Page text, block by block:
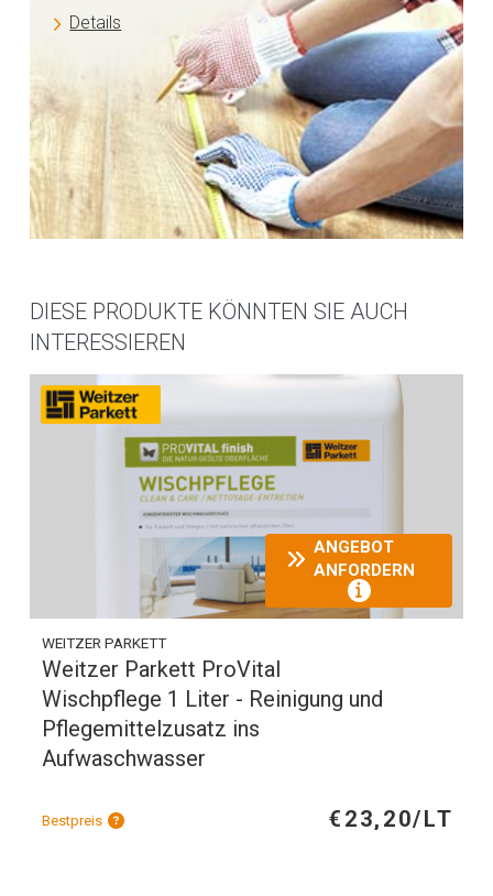
Details
DIESE PRODUKTE KÖNNTEN SIE AUCH
INTERESSIEREN
ANGEBOT
ANFORDERN
WEITZER PARKETT
Weitzer Parkett ProVital
Wischpflege 1 Liter - Reinigung und
Pflegemittelzusatz ins
Aufwaschwasser
Bestpreis €23,20/LT